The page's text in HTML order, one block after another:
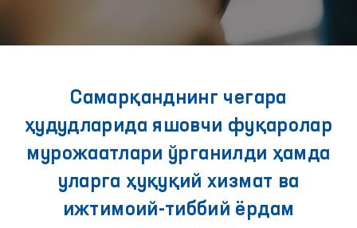
Самарқанднинг чегара
ҳудудларида яшовчи фуқаролар
мурожаатлари ўрганилди ҳамда
уларга ҳуқуқий хизмат ва
ижтимоий-тиббий ёрдам